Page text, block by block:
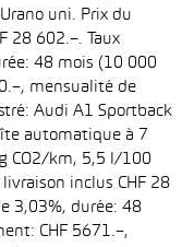
uni. Prix du
28 602.–. Taux
48 mois (10 000
mensualité de
Audi A1 Sportback
automatique à 7
CO2/km, 5,5 l/100
inclus CHF 28
3,03%, durée: 48
CHF 5671.–,